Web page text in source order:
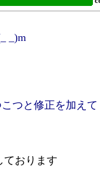
_)m
つと修正を加えて
ております